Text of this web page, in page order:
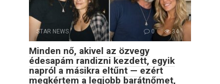
STAR NEWS 0 34
Minden nő, akivel az özvegy
édesapám randizni kezdett, egyik
napról a másikra eltűnt — ezért
megkértem a legjobb barátnőmet,